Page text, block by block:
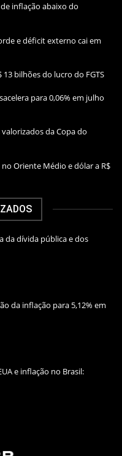
inflação abaixo do
e déficit externo cai em
bilhões do lucro do FGTS
para 0,06% em julho
da Copa do
Oriente Médio e dólar a R$
da dívida pública e dos
da inflação para 5,12% em
e inflação no Brasil: